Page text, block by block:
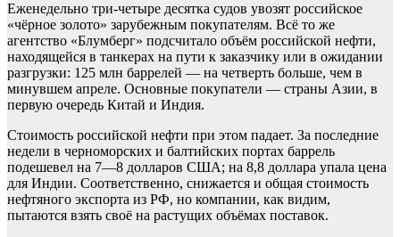
Еженедельно три-четыре десятка судов увозят российское
«чёрное золото» зарубежным покупателям. Всё то же
агентство «Блумберг» подсчитало объём российской нефти,
находящейся в танкерах на пути к заказчику или в ожидании
разгрузки: 125 млн баррелей — на четверть больше, чем в
минувшем апреле. Основные покупатели — страны Азии, в
первую очередь Китай и Индия.
Стоимость российской нефти при этом падает. За последние
недели в черноморских и балтийских портах баррель
подешевел на 7—8 долларов США; на 8,8 доллара упала цена
для Индии. Соответственно, снижается и общая стоимость
нефтяного экспорта из РФ, но компании, как видим,
пытаются взять своё на растущих объёмах поставок.